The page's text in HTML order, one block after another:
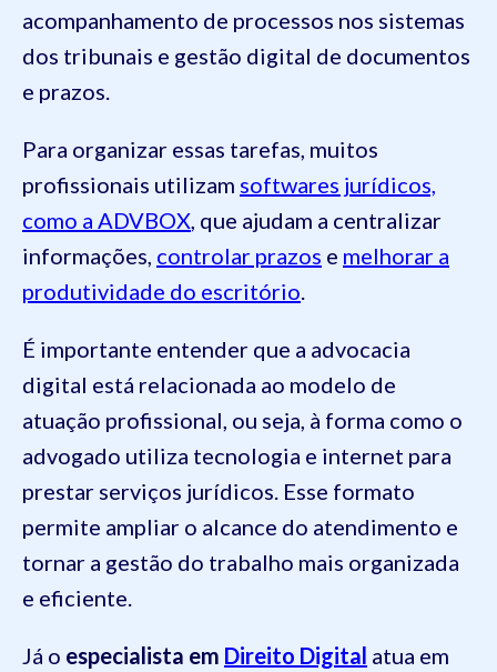
acompanhamento de processos nos sistemas
dos tribunais e gestão digital de documentos
e prazos.
Para organizar essas tarefas, muitos
profissionais utilizam softwares jurídicos,
como a ADVBOX, que ajudam a centralizar
informações, controlar prazos e melhorar a
produtividade do escritório.
É importante entender que a advocacia
digital está relacionada ao modelo de
atuação profissional, ou seja, à forma como o
advogado utiliza tecnologia e internet para
prestar serviços jurídicos. Esse formato
permite ampliar o alcance do atendimento e
tornar a gestão do trabalho mais organizada
e eficiente.
Já o especialista em Direito Digital atua em